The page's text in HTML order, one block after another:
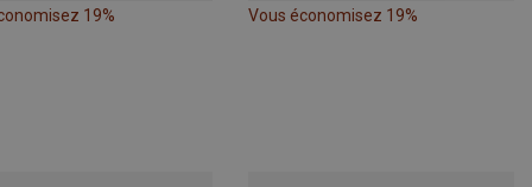
19% Vous économisez 19%